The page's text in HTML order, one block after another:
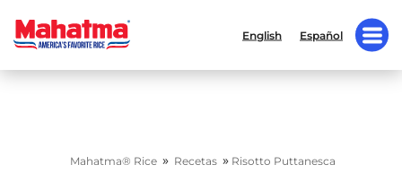
English Español
Mahatma® Rice » Recetas » Risotto Puttanesca